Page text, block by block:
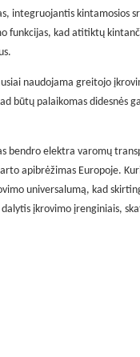
integruojantis kintamosios
funkcijas, kad atitiktų
naudojama greitojo
būtų palaikomas didesnės
bendro elektra varomų
apibrėžimas Europoje.
universalumą, kad
įkrovimo įrenginiais,